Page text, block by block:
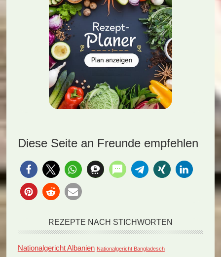
Diese Seite an Freunde empfehlen
REZEPTE NACH STICHWORTEN
Nationalgericht Albanien Nationalgericht Bangladesch